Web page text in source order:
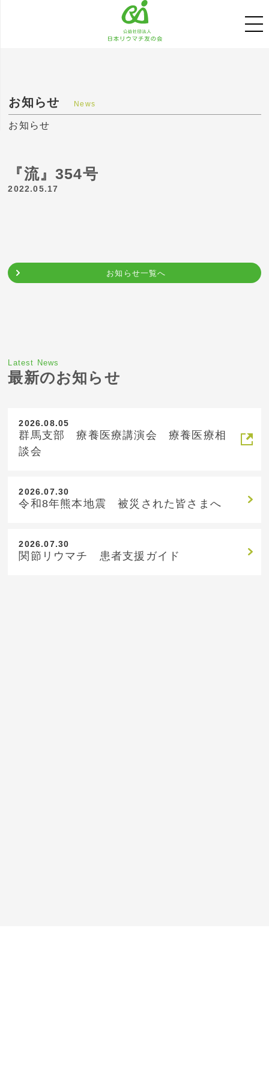
お知らせ News
お知らせ
『流』354号
2022.05.17
お知らせ一覧へ
Latest News
最新のお知らせ
2026.08.05
群馬支部 療養医療講演会 療養医療相
談会
2026.07.30
令和8年熊本地震 被災された皆さまへ
2026.07.30
関節リウマチ 患者支援ガイド